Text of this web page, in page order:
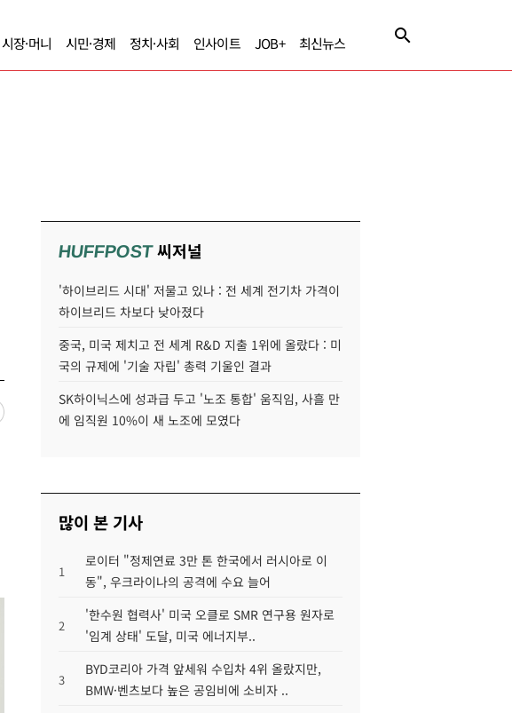
시장·머니 시민·경제 정치·사회 인사이트 JOB+ 최신뉴스
HUFFPOST씨저널
'하이브리드 시대' 저물고 있나 : 전 세계 전기차 가격이
하이브리드 차보다 낮아졌다
중국, 미국 제치고 전 세계 R&D 지출 1위에 올랐다 : 미
국의 규제에 '기술 자립' 총력 기울인 결과
SK하이닉스에 성과급 두고 '노조 통합' 움직임, 사흘 만
에 임직원 10%이 새 노조에 모였다
많이 본 기사
1
로이터 "정제연료 3만 톤 한국에서 러시아로 이
동", 우크라이나의 공격에 수요 늘어
2
'한수원 협력사' 미국 오클로 SMR 연구용 원자로
'임계 상태' 도달, 미국 에너지부..
3
BYD코리아 가격 앞세워 수입차 4위 올랐지만,
BMW·벤츠보다 높은 공임비에 소비자 ..